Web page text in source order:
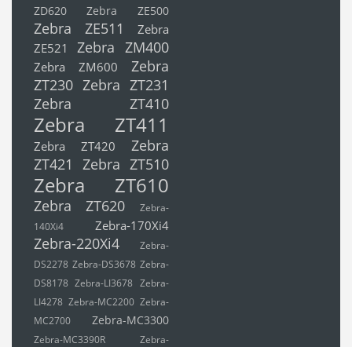
ZD620
Zebra ZE500
Zebra ZE511
Zebra
ZE521
Zebra ZM400
Zebra ZM600
Zebra
ZT230 Zebra ZT231
Zebra ZT410
Zebra ZT411
Zebra ZT420
Zebra
ZT421
Zebra ZT510
Zebra ZT610
Zebra ZT620
Zebra-
140Xi4
Zebra-170Xi4
Zebra-220Xi4
Zebra-
DS2278 Zebra-DS3678 Zebra-
DS8178 Zebra-LI3678 Zebra-
LI4278 Zebra-MC2200 Zebra-
MC2700
Zebra-MC3300
Zebra-MC3390R
Zebra-